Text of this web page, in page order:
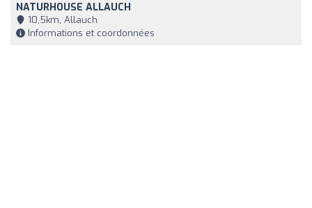
NATURHOUSE ALLAUCH
10,5km, Allauch
Informations et coordonnées